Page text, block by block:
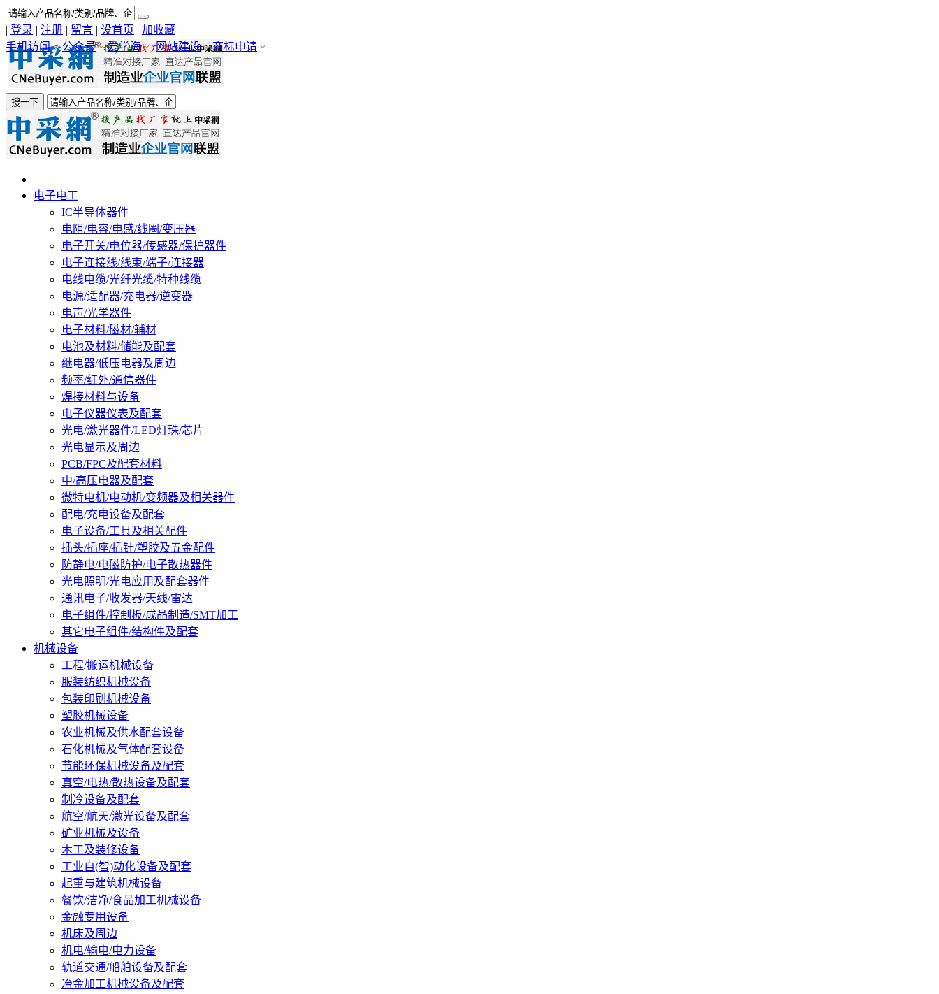
| 登录 | 注册 | 留言 | 设首页 | 加收藏
手机访问
公众号 爱学海 网站建设 商标申请
搜一下
电子电工
IC半导体器件
电阻/电容/电感/线圈/变压器
电子开关/电位器/传感器/保护器件
电子连接线/线束/端子/连接器
电线电缆/光纤光缆/特种线缆
电源/适配器/充电器/逆变器
电声/光学器件
电子材料/磁材/辅材
电池及材料/储能及配套
继电器/低压电器及周边
频率/红外/通信器件
焊接材料与设备
电子仪器仪表及配套
光电/激光器件/LED灯珠/芯片
光电显示及周边
PCB/FPC及配套材料
中/高压电器及配套
微特电机/电动机/变频器及相关器件
配电/充电设备及配套
电子设备/工具及相关配件
插头/插座/插针/塑胶及五金配件
防静电/电磁防护/电子散热器件
光电照明/光电应用及配套器件
通讯电子/收发器/天线/雷达
电子组件/控制板/成品制造/SMT加工
其它电子组件/结构件及配套
机械设备
工程/搬运机械设备
服装纺织机械设备
包装印刷机械设备
塑胶机械设备
农业机械及供水配套设备
石化机械及气体配套设备
节能环保机械设备及配套
真空/电热/散热设备及配套
制冷设备及配套
航空/航天/激光设备及配套
矿业机械及设备
木工及装修设备
工业自(智)动化设备及配套
起重与建筑机械设备
餐饮/洁净/食品加工机械设备
金融专用设备
机床及周边
机电/输电/电力设备
轨道交通/船舶设备及配套
冶金加工机械设备及配套